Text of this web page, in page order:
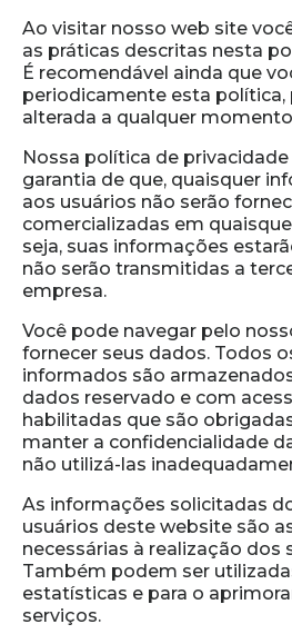
Ao visitar nosso web site
as práticas descritas nesta
É recomendável ainda que
periodicamente esta política,
alterada a qualquer
Nossa política de privacidade
garantia de que, quaisquer
aos usuários não serão
comercializadas em
seja, suas informações
não serão transmitidas a
empresa.
Você pode navegar pelo
fornecer seus dados. Todos
informados são
dados reservado e com
habilitadas que são
manter a confidencialidade
não utilizá-las
As informações solicitadas
usuários deste website são
necessárias à realização dos
Também podem ser
estatísticas e para o
serviços.